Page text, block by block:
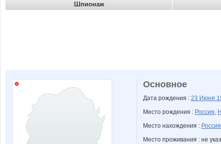
Шпионаж
Основное
Дата рождения : 23 Июня
Место рождения : Россия,
Место нахождения : Россия
Место проживания : не